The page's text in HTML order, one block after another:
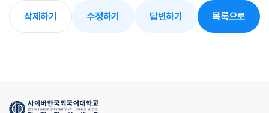
삭제하기 수정하기 답변하기 목록으로